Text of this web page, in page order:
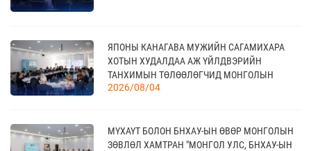
04
11 сар
ҮЗЭСГЭЛЭН
11 сар
АХУЙН САЛБАРЫН ҮЗЭСГЭЛЭН
ЯПОНЫ КАНАГАВА МУЖИЙН САГАМИХАРА
ХОТЫН ХУДАЛДАА АЖ ҮЙЛДВЭРИЙН
ТАНХИМЫН ТӨЛӨӨЛӨГЧИД МОНГОЛЫН
ҮНДЭСНИЙ ХУДАЛДАА АЖ ҮЙЛДВЭРИЙН
2026/08/04
МҮХАҮТ БОЛОН БНХАУ-ЫН ӨВӨР МОНГОЛЫН
ЗӨВЛӨЛ ХАМТРАН "МОНГОЛ УЛС, БНХАУ-ЫН